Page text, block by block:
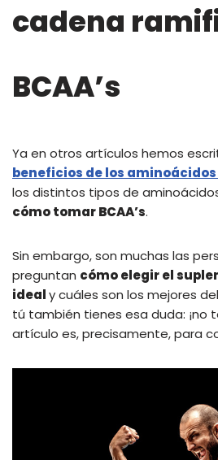
cadena
BCAA’s
Ya en otros artículos hemos
beneficios de los
los distintos tipos de
cómo tomar BCAA’s.
Sin embargo, son muchas las
preguntan cómo elegir el
idealy cuáles son los mejores
tú también tienes esa duda: ¡no
artículo es, precisamente, para